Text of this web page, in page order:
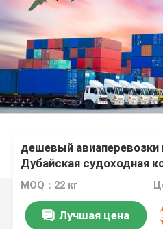
дешевый авиаперевозки
Дубайская судоходная
от двери к двери ddp
MOQ：22 кг
Лучшая цена